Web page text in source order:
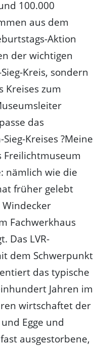
100.000
aus dem
Aktion
der wichtigen
Kreis, sondern
Kreises zum
das
Kreises ?Meine
Freilichtmuseum
nämlich wie die
früher gelebt
Fachwerkhaus
Das LVR-
dem Schwerpunkt
das typische
Jahren im
wirtschaftet der
Egge und
ausgestorbene,